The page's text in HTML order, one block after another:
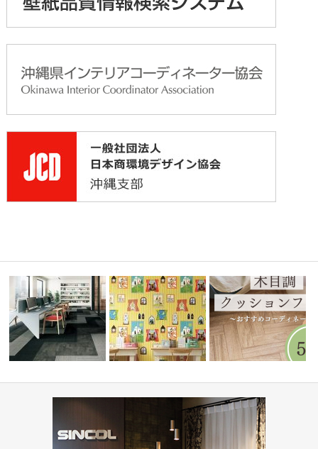
住宅(コーディネート集)
水まわりで人気！木目調
ョンフロア5…